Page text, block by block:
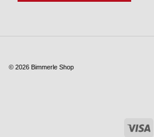
© 2026 Bimmerle Shop